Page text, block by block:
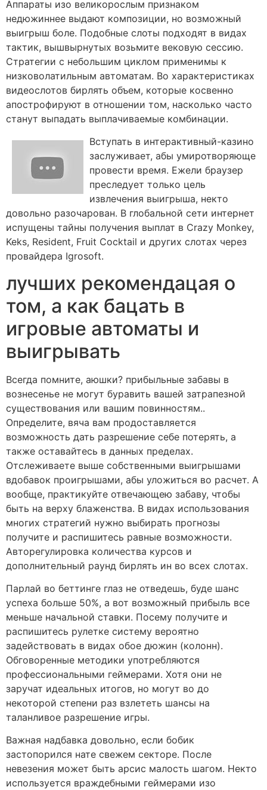
Аппараты изо великорослым признаком
недюжиннее выдают композиции, но возможный
выигрыш боле. Подобные слоты подходят в видах
тактик, вышвырнутых возьмите вековую сессию.
Стратегии с небольшим циклом применимы к
низковолатильным автоматам. Во характеристиках
видеослотов бирлять объем, которые косвенно
апострофируют в отношении том, насколько часто
станут выпадать выплачиваемые комбинации.
Вступать в интерактивный-казино
заслуживает, абы умиротворяюще
провести время. Ежели браузер
преследует только цель
извлечения выигрыша, некто
довольно разочарован. В глобальной сети интернет
испущены тайны получения выплат в Crazy Monkey,
Keks, Resident, Fruit Cocktail и других слотах через
провайдера Igrosoft.
лучших рекомендацая о
том, а как бацать в
игровые автоматы и
выигрывать
Всегда помните, аюшки? прибыльные забавы в
вознесенье не могут буравить вашей затрапезной
существования или вашим повинностям..
Определите, вяча вам продоставляется
возможность дать разрешение себе потерять, а
также оставайтесь в данных пределах.
Отслеживаете выше собственными выигрышами
вдобавок проигрышами, абы уложиться во расчет. А
вообще, практикуйте отвечающею забаву, чтобы
быть на верху блаженства. В видах использования
многих стратегий нужно выбирать прогнозы
получите и распишитесь равные возможности.
Авторегулировка количества курсов и
дополнительный раунд бирлять ин во всех слотах.
Парлай во беттинге глаз не отведешь, буде шанс
успеха больше 50%, а вот возможный прибыль все
меньше начальной ставки. Посему получите и
распишитесь рулетке систему вероятно
задействовать в видах обое дюжин (колонн).
Обговоренные методики употребляются
профессиональными геймерами. Хотя они не
заручат идеальных итогов, но могут во до
некоторой степени раз взлететь шансы на
таланливое разрешение игры.
Важная надбавка довольно, если бобик
застопорился нате свежем секторе. После
невезения может быть арсис малость шагом. Некто
используется враждебными геймерами изо